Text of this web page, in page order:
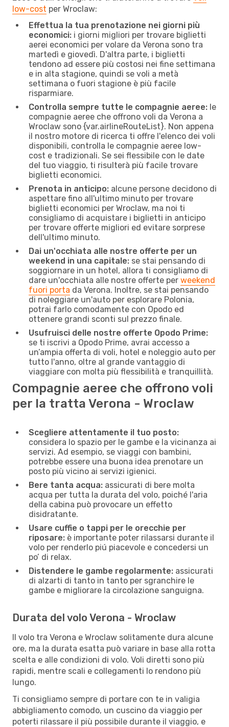
low-cost per Wroclaw:
Effettua la tua prenotazione nei giorni più
economici: i giorni migliori per trovare biglietti
aerei economici per volare da Verona sono tra
martedì e giovedì. D'altra parte, i biglietti
tendono ad essere più costosi nei fine settimana
e in alta stagione, quindi se voli a metà
settimana o fuori stagione è più facile
risparmiare.
Controlla sempre tutte le compagnie aeree: le
compagnie aeree che offrono voli da Verona a
Wroclaw sono {​var.airlineRouteList}. Non appena
il nostro motore di ricerca ti offre l'elenco dei voli
disponibili, controlla le compagnie aeree low-
cost e tradizionali. Se sei flessibile con le date
del tuo viaggio, ti risulterà più facile trovare
biglietti economici.
Prenota in anticipo: alcune persone decidono di
aspettare fino all'ultimo minuto per trovare
biglietti economici per Wroclaw, ma noi ti
consigliamo di acquistare i biglietti in anticipo
per trovare offerte migliori ed evitare sorprese
dell'ultimo minuto.
Dai un'occhiata alle nostre offerte per un
weekend in una capitale: se stai pensando di
soggiornare in un hotel, allora ti consigliamo di
dare un'occhiata alle nostre offerte per weekend
fuori porta da Verona. Inoltre, se stai pensando
di noleggiare un'auto per esplorare Polonia,
potrai farlo comodamente con Opodo ed
ottenere grandi sconti sul prezzo finale.
Usufruisci delle nostre offerte Opodo Prime:
se ti iscrivi a Opodo Prime, avrai accesso a
un’ampia offerta di voli, hotel e noleggio auto per
tutto l'anno, oltre al grande vantaggio di
viaggiare con molta più flessibilità e tranquillità.
Compagnie aeree che offrono voli
per la tratta Verona - Wroclaw
Scegliere attentamente il tuo posto:
considera lo spazio per le gambe e la vicinanza ai
servizi. Ad esempio, se viaggi con bambini,
potrebbe essere una buona idea prenotare un
posto più vicino ai servizi igienici.
Bere tanta acqua: assicurati di bere molta
acqua per tutta la durata del volo, poiché l'aria
della cabina può provocare un effetto
disidratante.
Usare cuffie o tappi per le orecchie per
riposare: è importante poter rilassarsi durante il
volo per renderlo piú piacevole e concedersi un
po’ di relax.
Distendere le gambe regolarmente: assicurati
di alzarti di tanto in tanto per sgranchire le
gambe e migliorare la circolazione sanguigna.
Durata del volo Verona - Wroclaw
Il volo tra Verona e Wroclaw solitamente dura alcune
ore, ma la durata esatta può variare in base alla rotta
scelta e alle condizioni di volo. Voli diretti sono più
rapidi, mentre scali e collegamenti lo rendono più
lungo.
Ti consigliamo sempre di portare con te in valigia
abbigliamento comodo, un cuscino da viaggio per
poterti rilassare il più possibile durante il viaggio, e